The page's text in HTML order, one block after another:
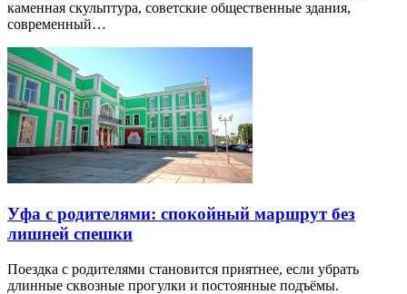
каменная скульптура, советские общественные здания,
современный…
Уфа с родителями: спокойный маршрут без
лишней спешки
Поездка с родителями становится приятнее, если убрать
длинные сквозные прогулки и постоянные подъёмы.